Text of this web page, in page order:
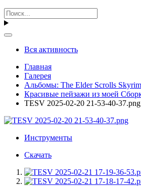
Вся активность
Главная
Галерея
Альбомы: The Elder Scrolls
Красивые пейзажи из моей
TESV 2025-02-20 21-53-40-37.png
Инструменты
Скачать